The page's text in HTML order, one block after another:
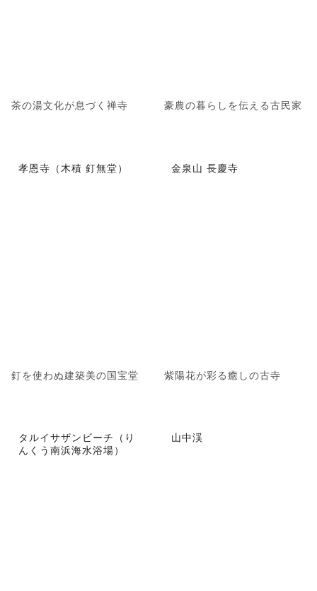
茶の湯文化が息づく禅寺 豪農の暮らしを伝える古民家
孝恩寺（木積 釘無堂）
釘を使わぬ建築美の国宝堂
金泉山 長慶寺
紫陽花が彩る癒しの古寺
タルイサザンビーチ（り
んくう南浜海水浴場）
山中渓